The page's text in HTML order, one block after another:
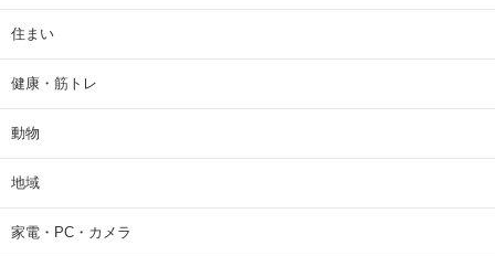
住まい
健康・筋トレ
動物
地域
家電・PC・カメラ